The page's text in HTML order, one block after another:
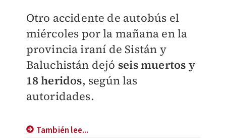
Otro accidente de autobús el
miércoles por la mañana en la
provincia iraní de Sistán y
Baluchistán dejó seis muertos y
18 heridos, según las
autoridades.
También lee...